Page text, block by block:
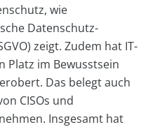
wie
Datenschutz-
zeigt. Zudem hat IT-
Platz im Bewusstsein
Das belegt auch
CISOs und
Insgesamt hat